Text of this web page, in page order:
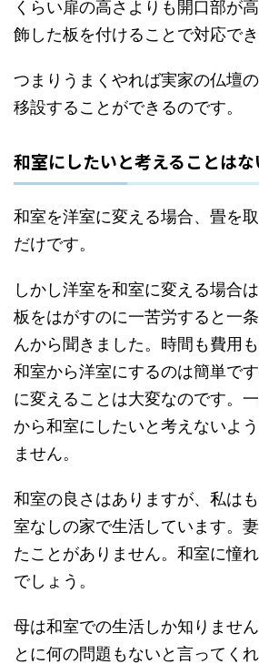
くらい扉の高さよりも開口部が
飾した板を付けることで対応でき
つまりうまくやれば実家の仏壇
移設することができるのです。
和室にしたいと考えることは
和室を洋室に変える場合、畳を
だけです。
しかし洋室を和室に変える場合
板をはがすのに一苦労すると一
んから聞きました。時間も費用
和室から洋室にするのは簡単で
に変えることは大変なのです。
から和室にしたいと考えないよ
ません。
和室の良さはありますが、私は
室なしの家で生活しています。
たことがありません。和室に憧
でしょう。
母は和室での生活しか知りませ
とに何の問題もないと言ってく